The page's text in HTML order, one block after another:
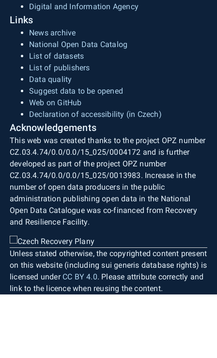
Digital and Information Agency
Links
News archive
National Open Data Catalog
List of datasets
List of publishers
Data quality
Suggest data to be opened
Web on GitHub
Declaration of accessibility (in Czech)
Acknowledgements
This web was created thanks to the project OPZ number
CZ.03.4.74/0.0/0.0/15_025/0004172 and is further
developed as part of the project OPZ number
CZ.03.4.74/0.0/0.0/15_025/0013983. Increase in the
number of open data producers in the public
administration publishing open data in the National
Open Data Catalogue was co-financed from Recovery
and Resilience Facility.
Unless stated otherwise, the copyrighted content present
on this website (including sui generis database rights) is
licensed under CC BY 4.0. Please attribute correctly and
link to the licence when reusing the content.